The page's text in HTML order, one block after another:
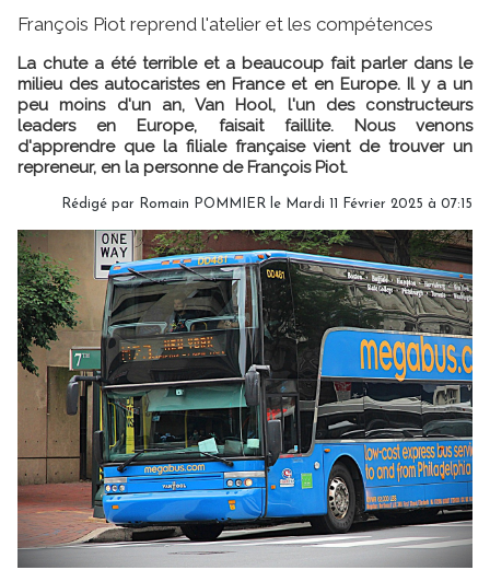
François Piot reprend l'atelier et les compétences
La chute a été terrible et a beaucoup fait parler dans le
milieu des autocaristes en France et en Europe. Il y a un
peu moins d'un an, Van Hool, l'un des constructeurs
leaders en Europe, faisait faillite. Nous venons
d'apprendre que la filiale française vient de trouver un
repreneur, en la personne de François Piot.
Rédigé par Romain POMMIER le Mardi 11 Février 2025 à 07:15